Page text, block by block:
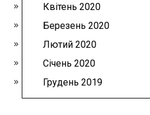
Квітень 2020
Березень 2020
Лютий 2020
Січень 2020
Грудень 2019